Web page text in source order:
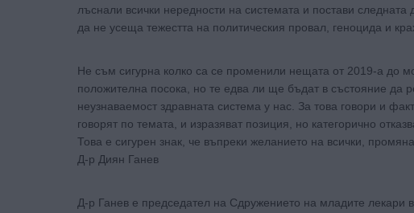
лъснали всички нередности на системата и постави
да не усеща тежестта на политическия провал, геноцида и
Не съм сигурна колко са се променили нещата от 2019-а до
положителна посока, но те едва ли ще бъдат в състояние да
неузнаваемост здравната система у нас. За това говори и
говорят по темата, и изразяват позиция, но категорично
Това е сигурен знак, че въпреки желанието на всички,
Д-р Диян Ганев
Д-р Ганев е председател на Сдружението на младите